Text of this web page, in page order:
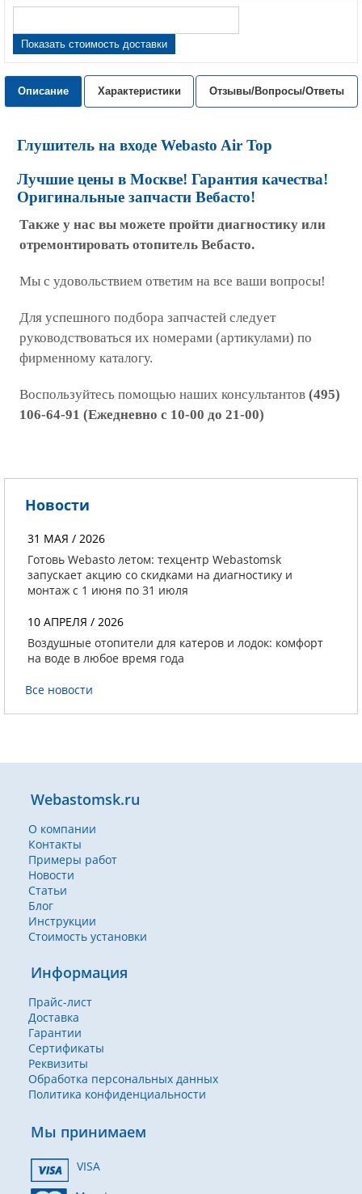
Показать стоимость доставки
Описание Характеристики Отзывы/Вопросы/Ответы
Глушитель на входе Webasto Air Top
Лучшие цены в Москве! Гарантия качества!
Оригинальные запчасти Вебасто!
Также у нас вы можете пройти диагностику или
отремонтировать отопитель Вебасто.
Мы с удовольствием ответим на все ваши вопросы!
Для успешного подбора запчастей следует
руководствоваться их номерами (артикулами) по
фирменному каталогу.
Воспользуйтесь помощью наших консультантов (495)
106-64-91 (Ежедневно с 10-00 до 21-00)
Новости
31 МАЯ / 2026
Готовь Webasto летом: техцентр Webastomsk
запускает акцию со скидками на диагностику и
монтаж с 1 июня по 31 июля
10 АПРЕЛЯ / 2026
Воздушные отопители для катеров и лодок: комфорт
на воде в любое время года
Все новости
Webastomsk.ru
О компании
Контакты
Примеры работ
Новости
Статьи
Блог
Инструкции
Стоимость установки
Информация
Прайс-лист
Доставка
Гарантии
Сертификаты
Реквизиты
Обработка персональных данных
Политика конфиденциальности
Мы принимаем
VISA